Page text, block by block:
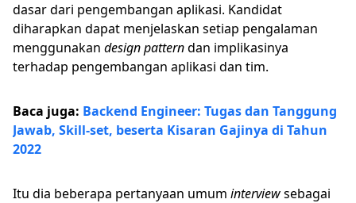
dasar dari pengembangan aplikasi. Kandidat
diharapkan dapat menjelaskan setiap pengalaman
menggunakan design patterndan implikasinya
terhadap pengembangan aplikasi dan tim.
Baca juga: Backend Engineer: Tugas dan Tanggung
Jawab, Skill-set, beserta Kisaran Gajinya di Tahun
2022
Itu dia beberapa pertanyaan umum interviewsebagai